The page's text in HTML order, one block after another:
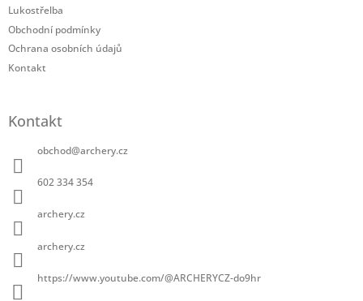
Lukostřelba
Obchodní podmínky
Ochrana osobních údajů
Kontakt
Kontakt
obchod@archery.cz
602 334 354
archery.cz
archery.cz
https://www.youtube.com/@ARCHERYCZ-do9hr